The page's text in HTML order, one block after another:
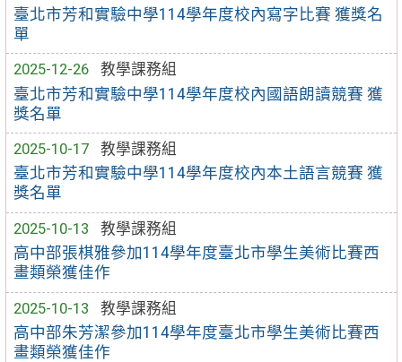
臺北市芳和實驗中學114學年度校內寫字比賽 獲獎名
單
2025-12-26
教學課務組
臺北市芳和實驗中學114學年度校內國語朗讀競賽 獲
獎名單
2025-10-17
教學課務組
臺北市芳和實驗中學114學年度校內本土語言競賽 獲
獎名單
2025-10-13
教學課務組
高中部張棋雅參加114學年度臺北市學生美術比賽西
畫類榮獲佳作
2025-10-13
教學課務組
高中部朱芳潔參加114學年度臺北市學生美術比賽西
畫類榮獲佳作